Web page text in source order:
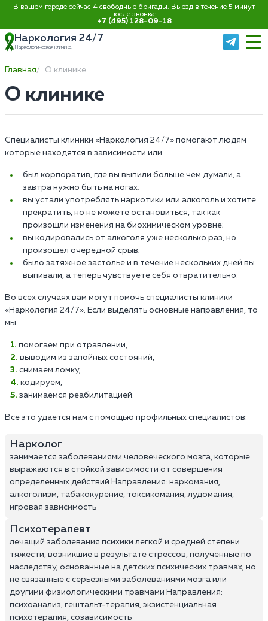
В вашем городе сейчас 4 свободные бригады. Выезд в течение 5 минут
после звонка:
+7 (495) 128-09-18
Наркология 24/7
Наркологическая клиника
Главная О клинике
О клинике
Специалисты клиники «Наркология 24/7» помогают людям
которые находятся в зависимости или:
был корпоратив, где вы выпили больше чем думали, а
завтра нужно быть на ногах;
вы устали употреблять наркотики или алкоголь и хотите
прекратить, но не можете остановиться, так как
произошли изменения на биохимическом уровне;
вы кодировались от алкоголя уже несколько раз, но
произошел очередной срыв;
было затяжное застолье и в течение нескольких дней вы
выпивали, а теперь чувствуете себя отвратительно.
Во всех случаях вам могут помочь специалисты клиники
«Наркология 24/7». Если выделять основные направления, то
мы:
помогаем при отравлении,
выводим из запойных состояний,
снимаем ломку,
кодируем,
занимаемся реабилитацией.
Все это удается нам с помощью профильных специалистов:
Нарколог
занимается заболеваниями человеческого мозга, которые
выражаются в стойкой зависимости от совершения
определенных действий Направления: наркомания,
алкоголизм, табакокурение, токсикомания, лудомания,
игровая зависимость
Психотерапевт
лечащий заболевания психики легкой и средней степени
тяжести, возникшие в результате стрессов, полученные по
наследству, основанные на детских психических травмах, но
не связанные с серьезными заболеваниями мозга или
другими физиологическими травмами Направления:
психоанализ, гештальт-терапия, экзистенциальная
психотерапия, созависимость